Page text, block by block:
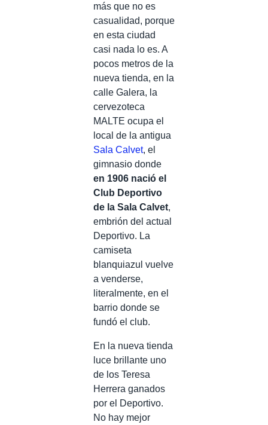
más que no es
casualidad, porque
en esta ciudad
casi nada lo es. A
pocos metros de la
nueva tienda, en la
calle Galera, la
cervezoteca
MALTE ocupa el
local de la antigua
Sala Calvet, el
gimnasio donde
en 1906 nació el
Club Deportivo
de la Sala Calvet,
embrión del actual
Deportivo. La
camiseta
blanquiazul vuelve
a venderse,
literalmente, en el
barrio donde se
fundó el club.
En la nueva tienda
luce brillante uno
de los Teresa
Herrera ganados
por el Deportivo.
No hay mejor